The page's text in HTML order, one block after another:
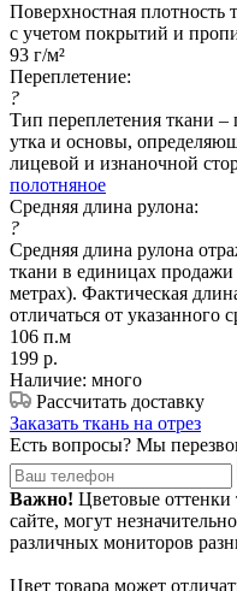
Поверхностная плотность
с учетом покрытий и
93 г/м²
Переплетение:
?
Тип переплетения ткани –
утка и основы,
лицевой и изнаночной
полотняное
Средняя длина рулона:
?
Средняя длина рулона
ткани в единицах
метрах). Фактическая
отличаться от указанного
106 п.м
199 р.
Наличие: много
Рассчитать доставку
Заказать ткань на отрез
Есть вопросы? Мы
Важно! Цветовые оттенки
сайте, могут
различных мониторов
Цвет товара может